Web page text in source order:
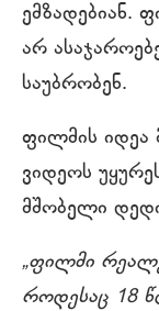
ემზადებიან.
არ
საუბრობენ.
ფილმის იდეა
ვიდეოს
მშობელი
„ფილმი
როდესაც 18